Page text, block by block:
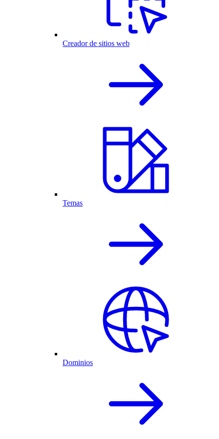
Creador de sitios web
Temas
Dominios